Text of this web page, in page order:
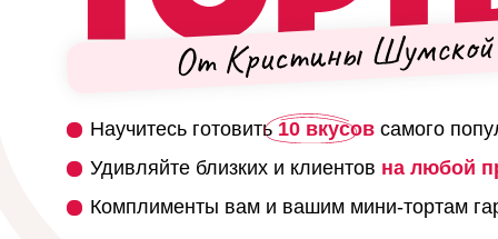
Научитесь готовить 10 вкусов самого
Удивляйте близких и клиентов на любой
Комплименты вам и вашим мини-тортам